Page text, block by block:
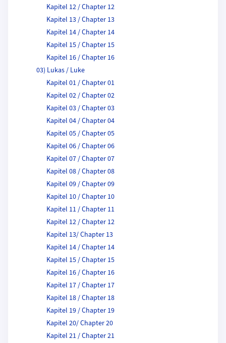
Kapitel 12 / Chapter 12
Kapitel 13 / Chapter 13
Kapitel 14 / Chapter 14
Kapitel 15 / Chapter 15
Kapitel 16 / Chapter 16
03) Lukas / Luke
Kapitel 01 / Chapter 01
Kapitel 02 / Chapter 02
Kapitel 03 / Chapter 03
Kapitel 04 / Chapter 04
Kapitel 05 / Chapter 05
Kapitel 06 / Chapter 06
Kapitel 07 / Chapter 07
Kapitel 08 / Chapter 08
Kapitel 09 / Chapter 09
Kapitel 10 / Chapter 10
Kapitel 11 / Chapter 11
Kapitel 12 / Chapter 12
Kapitel 13/ Chapter 13
Kapitel 14 / Chapter 14
Kapitel 15 / Chapter 15
Kapitel 16 / Chapter 16
Kapitel 17 / Chapter 17
Kapitel 18 / Chapter 18
Kapitel 19 / Chapter 19
Kapitel 20/ Chapter 20
Kapitel 21 / Chapter 21